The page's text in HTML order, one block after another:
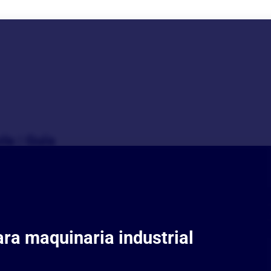
maquinaria industrial
un tractor agrícola |